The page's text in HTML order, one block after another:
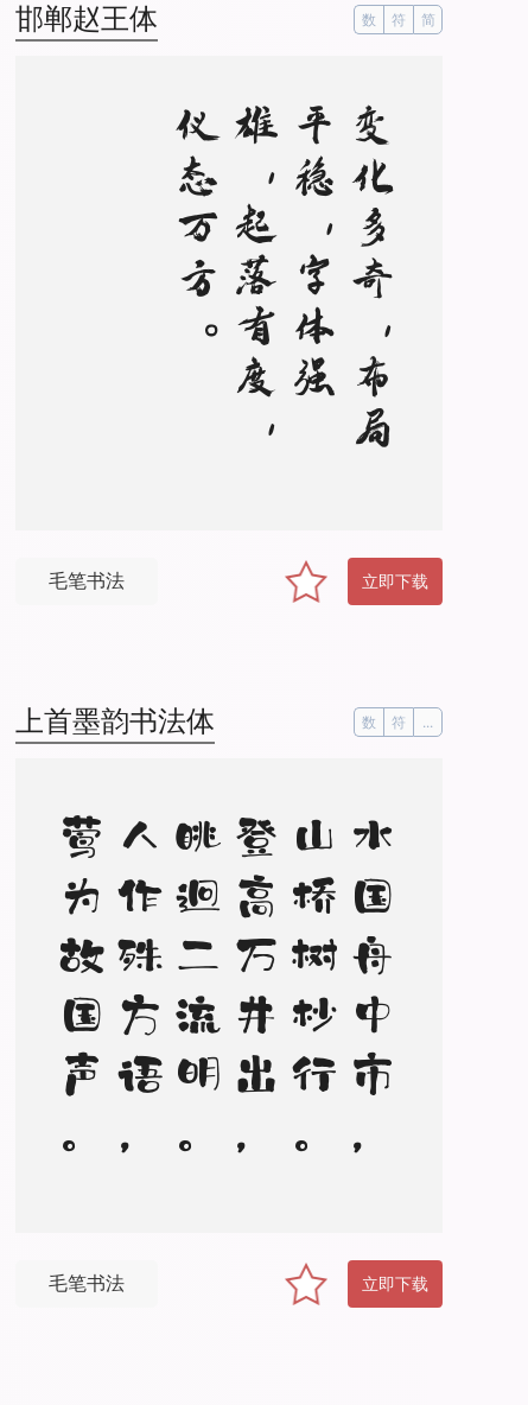
邯郸赵王体 数 符 简
变
化
多
奇
，
布
局
平
稳
，
字
体
强
雄
，
起
落
有
度
，
仪
态
万
方
。
毛笔书法 立即下载
上首墨韵书法体 数 符 ...
水
国
舟
中
市
，
山
桥
树
杪
行
。
登
高
万
井
出
，
眺
迥
二
流
明
。
人
作
殊
方
语
，
莺
为
故
国
声
。
赖
多
山
水
趣
，
稍
解
别
离
情
毛笔书法 立即下载